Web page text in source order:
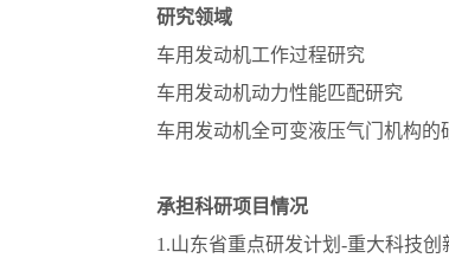
研究领域
车用发动机工作过程研究
车用发动机动力性能匹配研究
车用发动机全可变液压气门机构的
承担科研项目情况
1.山东省重点研发计划-重大科技